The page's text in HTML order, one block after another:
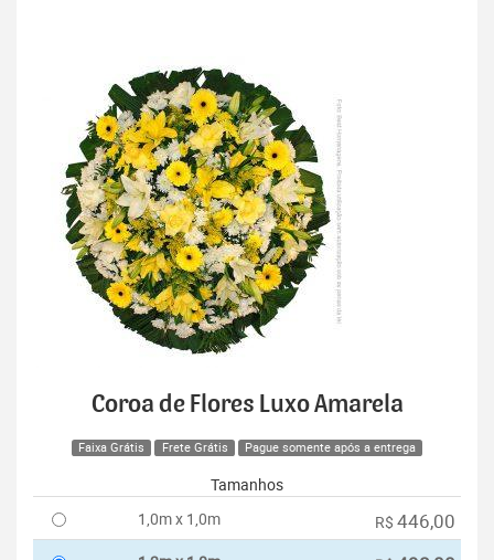
Coroa de Flores Luxo Amarela
Faixa Grátis Frete Grátis Pague somente após a entrega
Tamanhos
1,0m x 1,0m
R$ 446,00